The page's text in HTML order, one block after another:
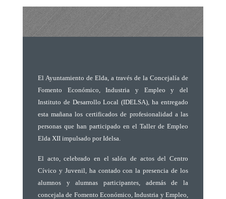
El Ayuntamiento de Elda, a través de la Concejalía de
Fomento Económico, Industria y Empleo y del
Instituto de Desarrollo Local (IDELSA), ha entregado
esta mañana los certificados de profesionalidad a las
personas que han participado en el Taller de Empleo
Elda XII impulsado por Idelsa.
El acto, celebrado en el salón de actos del Centro
Cívico y Juvenil, ha contado con la presencia de los
alumnos y alumnas participantes, además de la
concejala de Fomento Económico, Industria y Empleo,